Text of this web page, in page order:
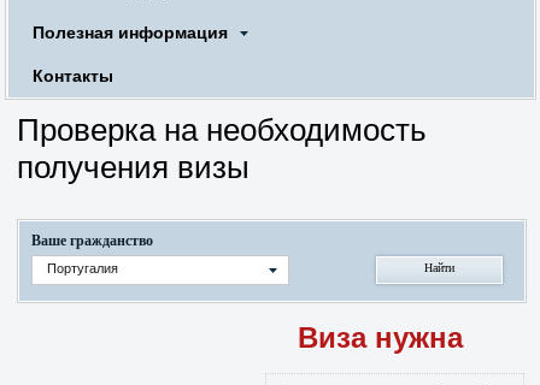
Полезная информация
Контакты
Проверка на необходимость
получения визы
Ваше гражданство
Португалия
Виза нужна